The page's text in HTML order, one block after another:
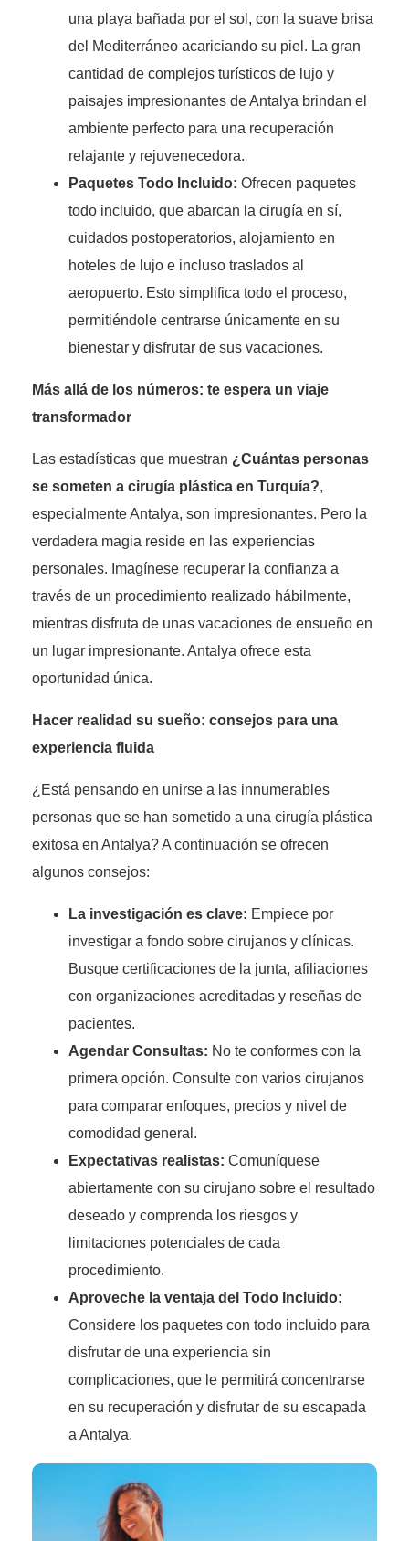
una playa bañada por el sol, con la suave brisa
del Mediterráneo acariciando su piel. La gran
cantidad de complejos turísticos de lujo y
paisajes impresionantes de Antalya brindan el
ambiente perfecto para una recuperación
relajante y rejuvenecedora.
Paquetes Todo Incluido: Ofrecen paquetes
todo incluido, que abarcan la cirugía en sí,
cuidados postoperatorios, alojamiento en
hoteles de lujo e incluso traslados al
aeropuerto. Esto simplifica todo el proceso,
permitiéndole centrarse únicamente en su
bienestar y disfrutar de sus vacaciones.
Más allá de los números: te espera un viaje
transformador
Las estadísticas que muestran ¿Cuántas personas
se someten a cirugía plástica en Turquía?,
especialmente Antalya, son impresionantes. Pero la
verdadera magia reside en las experiencias
personales. Imagínese recuperar la confianza a
través de un procedimiento realizado hábilmente,
mientras disfruta de unas vacaciones de ensueño en
un lugar impresionante. Antalya ofrece esta
oportunidad única.
Hacer realidad su sueño: consejos para una
experiencia fluida
¿Está pensando en unirse a las innumerables
personas que se han sometido a una cirugía plástica
exitosa en Antalya? A continuación se ofrecen
algunos consejos:
La investigación es clave: Empiece por
investigar a fondo sobre cirujanos y clínicas.
Busque certificaciones de la junta, afiliaciones
con organizaciones acreditadas y reseñas de
pacientes.
Agendar Consultas: No te conformes con la
primera opción. Consulte con varios cirujanos
para comparar enfoques, precios y nivel de
comodidad general.
Expectativas realistas: Comuníquese
abiertamente con su cirujano sobre el resultado
deseado y comprenda los riesgos y
limitaciones potenciales de cada
procedimiento.
Aproveche la ventaja del Todo Incluido:
Considere los paquetes con todo incluido para
disfrutar de una experiencia sin
complicaciones, que le permitirá concentrarse
en su recuperación y disfrutar de su escapada
a Antalya.